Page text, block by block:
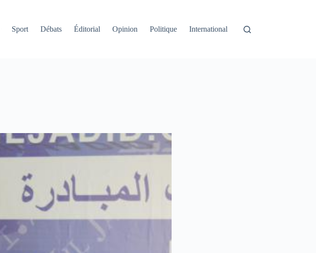
Sport Débats Éditorial Opinion Politique International